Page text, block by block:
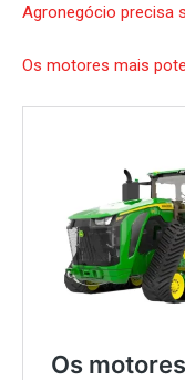
Agronegócio precisa
Os motores mais